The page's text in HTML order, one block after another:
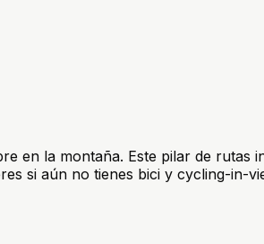
en la montaña. Este pilar de rutas
si aún no tienes bici y cycling-in-